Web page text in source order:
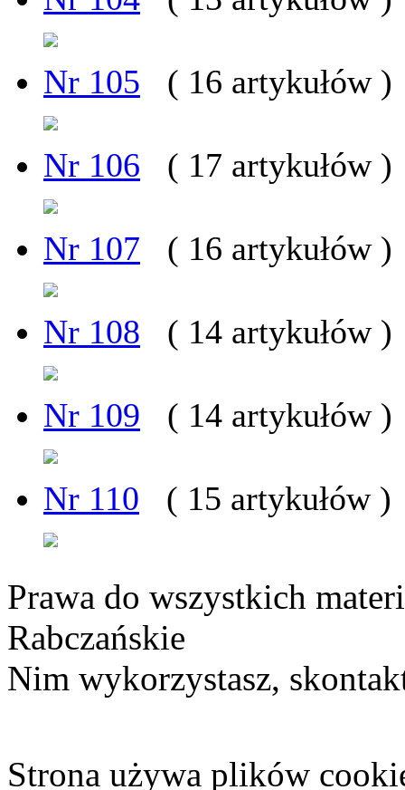
Nr 105 ( 16 artykułów )
Nr 106 ( 17 artykułów )
Nr 107 ( 16 artykułów )
Nr 108 ( 14 artykułów )
Nr 109 ( 14 artykułów )
Nr 110 ( 15 artykułów )
Prawa do wszystkich
Rabczańskie
Nim wykorzystasz,
Strona używa plików